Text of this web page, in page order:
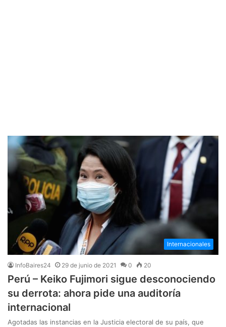
Internacionales
InfoBaires24 29 de junio de 2021 0 20
Perú – Keiko Fujimori sigue desconociendo
su derrota: ahora pide una auditoría
internacional
Agotadas las instancias en la Justicia electoral de su país, que